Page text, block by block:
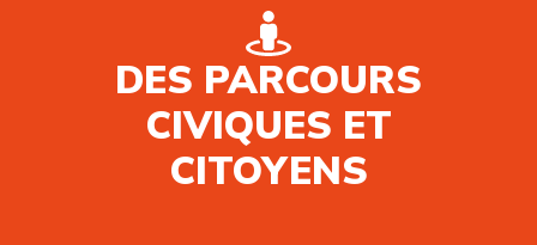
DES PARCOURS
CIVIQUES ET
CITOYENS